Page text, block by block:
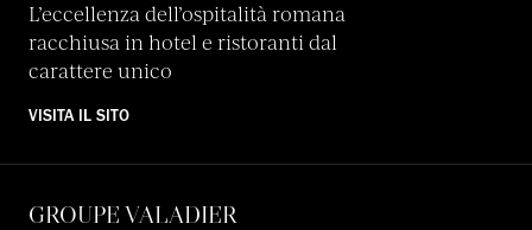
L’eccellenza dell’ospitalità romana
racchiusa in hotel e ristoranti dal
carattere unico
VISITA IL SITO
GROUPE VALADIER